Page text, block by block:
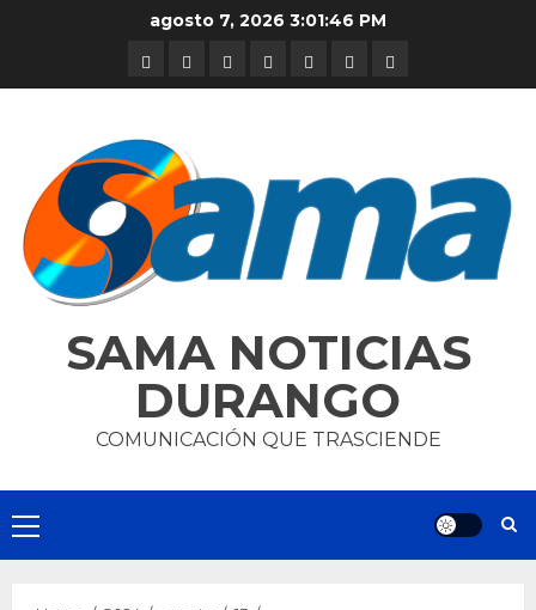
agosto 7, 20263:01:47 PM
DURANGO
NACIONAL
INTERNACIONAL
DEPORTES
ENTRETENIMIENTO
CIENCIA
Y
OPINION
SAMA NOTICIAS
DURANGO
COMUNICACIÓN QUE TRASCIENDE
Primary
Menu